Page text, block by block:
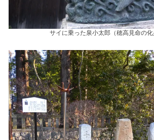
サイに乗った泉小太郎（穂高見命の